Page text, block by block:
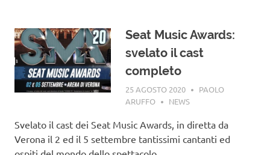
Seat Music Awards:
svelato il cast
completo
25 AGOSTO 2020
PAOLO
ARUFFO
NEWS
Svelato il cast dei Seat Music Awards, in diretta da
Verona il 2 ed il 5 settembre tantissimi cantanti ed